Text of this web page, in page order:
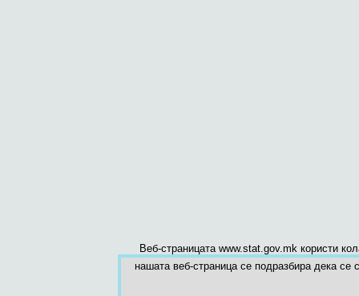
Веб-страницата www.stat.gov.mk користи
нашата веб-страница се подразбира дека се